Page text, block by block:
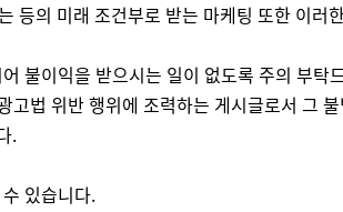
등의 미래 조건부로 받는 마케팅 또한 이러
불이익을 받으시는 일이 없도록 주의 부탁
법 위반 행위에 조력하는 게시글로서 그
.
있습니다.